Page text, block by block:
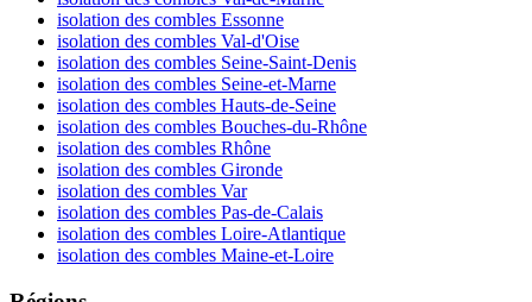
isolation des combles Essonne
isolation des combles Val-d'Oise
isolation des combles Seine-Saint-Denis
isolation des combles Seine-et-Marne
isolation des combles Hauts-de-Seine
isolation des combles Bouches-du-Rhône
isolation des combles Rhône
isolation des combles Gironde
isolation des combles Var
isolation des combles Pas-de-Calais
isolation des combles Loire-Atlantique
isolation des combles Maine-et-Loire